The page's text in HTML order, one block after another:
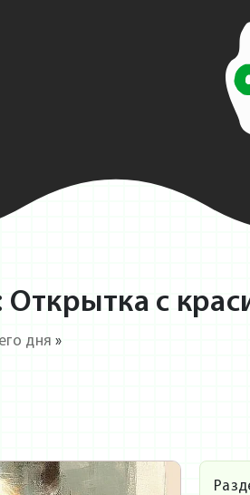
Открытка с
дня »